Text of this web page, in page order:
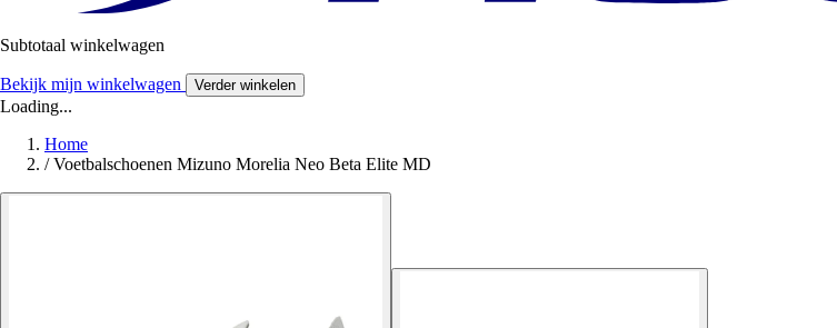
Subtotaal winkelwagen
Bekijk mijn winkelwagen Verder winkelen
Loading...
Home
/ Voetbalschoenen Mizuno Morelia Neo Beta Elite MD